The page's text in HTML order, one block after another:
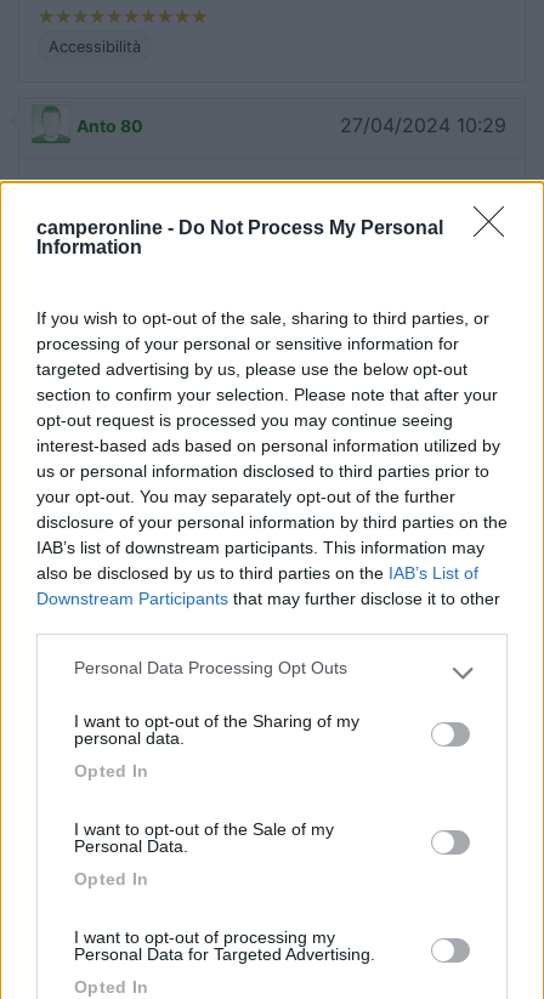
camperonline - Do Not Process My Personal
Information
If you wish to opt-out of the sale, sharing to third parties, or
processing of your personal or sensitive information for
targeted advertising by us, please use the below opt-out
section to confirm your selection. Please note that after your
opt-out request is processed you may continue seeing
interest-based ads based on personal information utilized by
us or personal information disclosed to third parties prior to
your opt-out. You may separately opt-out of the further
disclosure of your personal information by third parties on the
IAB’s list of downstream participants. This information may
also be disclosed by us to third parties on the IAB’s List of
Downstream Participants that may further disclose it to other
Please note that this website/app uses one or more Google
not limited to your visit or usage behaviour. You may click to
grant or deny consent to Google and its third-party tags to
use your data for below specified purposes in below Google
Personal Data Processing Opt Outs
I want to opt-out of the Sharing of my
personal data.
Opted In
I want to opt-out of the Sale of my
Personal Data.
Opted In
I want to opt-out of processing my
Personal Data for Targeted Advertising.
Opted In
Accessibilità
Anto 80 27/04/2024 10:29
Ottima area sosta, confermo carico/scarico e luce
gratuiti. Bel paesino da visitare tranquillissimo. Se
devo trovare un difetto poca presenza di
Jacopo consigliata.
Caratteristiche Posizione Prezzo Servizi
Giak25 23/04/2023 14:41
Posto tranquillo con scarsi spazi, carico e corrente
gratis per 4 camper
Caratteristiche Prezzo Servizi
07/10/2022 16:02
Area sosta essenziale e gratuita, stalli occupati da
auto di famiglie che accompagnano figli a scuola,
sportivi adiacenti, sconsigliato a chi cerca silenzio.
ma opterei per un altra posizione.
Caratteristiche Gestione Posizione Prezzo